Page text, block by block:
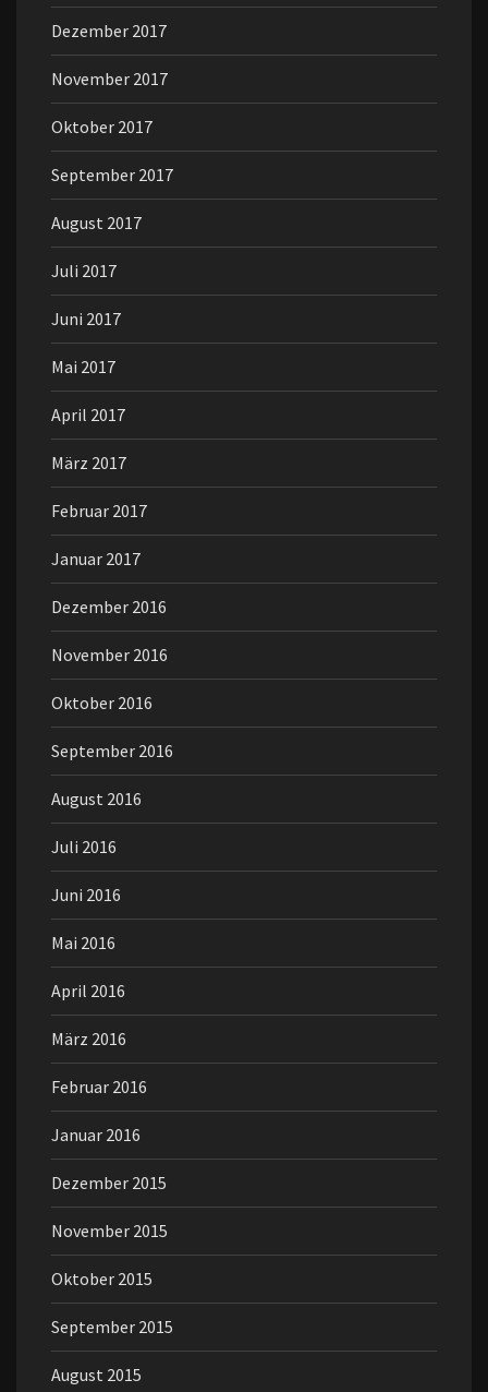
Dezember 2017
November 2017
Oktober 2017
September 2017
August 2017
Juli 2017
Juni 2017
Mai 2017
April 2017
März 2017
Februar 2017
Januar 2017
Dezember 2016
November 2016
Oktober 2016
September 2016
August 2016
Juli 2016
Juni 2016
Mai 2016
April 2016
März 2016
Februar 2016
Januar 2016
Dezember 2015
November 2015
Oktober 2015
September 2015
August 2015